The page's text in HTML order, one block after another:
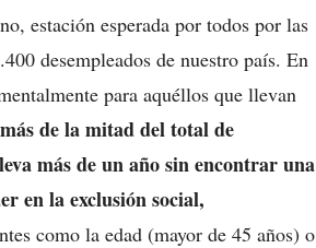
estación esperada por todos por las
desempleados de nuestro país. En
para aquéllos que llevan
de la mitad del total de
más de un año sin encontrar una
en la exclusión social,
como la edad (mayor de 45 años) o